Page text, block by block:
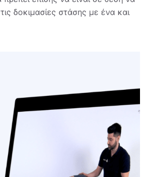
δοκιμασίες στάσης με ένα και